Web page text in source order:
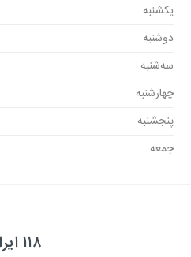
یکشنبه
دوشنبه
سه‌شنبه
چهارشنبه
پنجشنبه
جمعه
۱۱۸ ایران